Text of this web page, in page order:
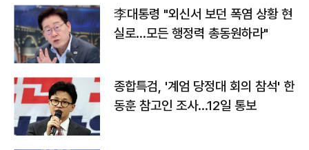
李대통령 "외신서 보던 폭염 상황 현
실로…모든 행정력 총동원하라"
종합특검, '계엄 당정대 회의 참석' 한
동훈 참고인 조사...12일 통보